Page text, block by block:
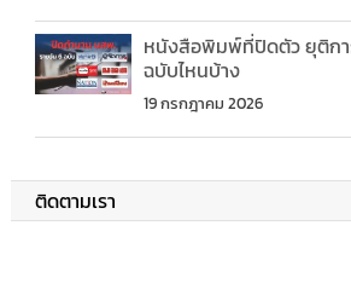
หนังสือพิมพ์ที่ปิดตัว ยุติก
ฉบับไหนบ้าง
19 กรกฎาคม 2026
ติดตามเรา